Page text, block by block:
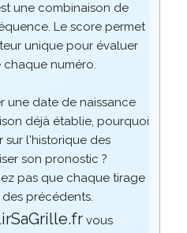
une combinaison de
Le score permet
unique pour évaluer
numéro.
une date de naissance
déjà établie, pourquoi
sur l'historique des
son pronostic ?
pas que chaque tirage
précédents.
vous